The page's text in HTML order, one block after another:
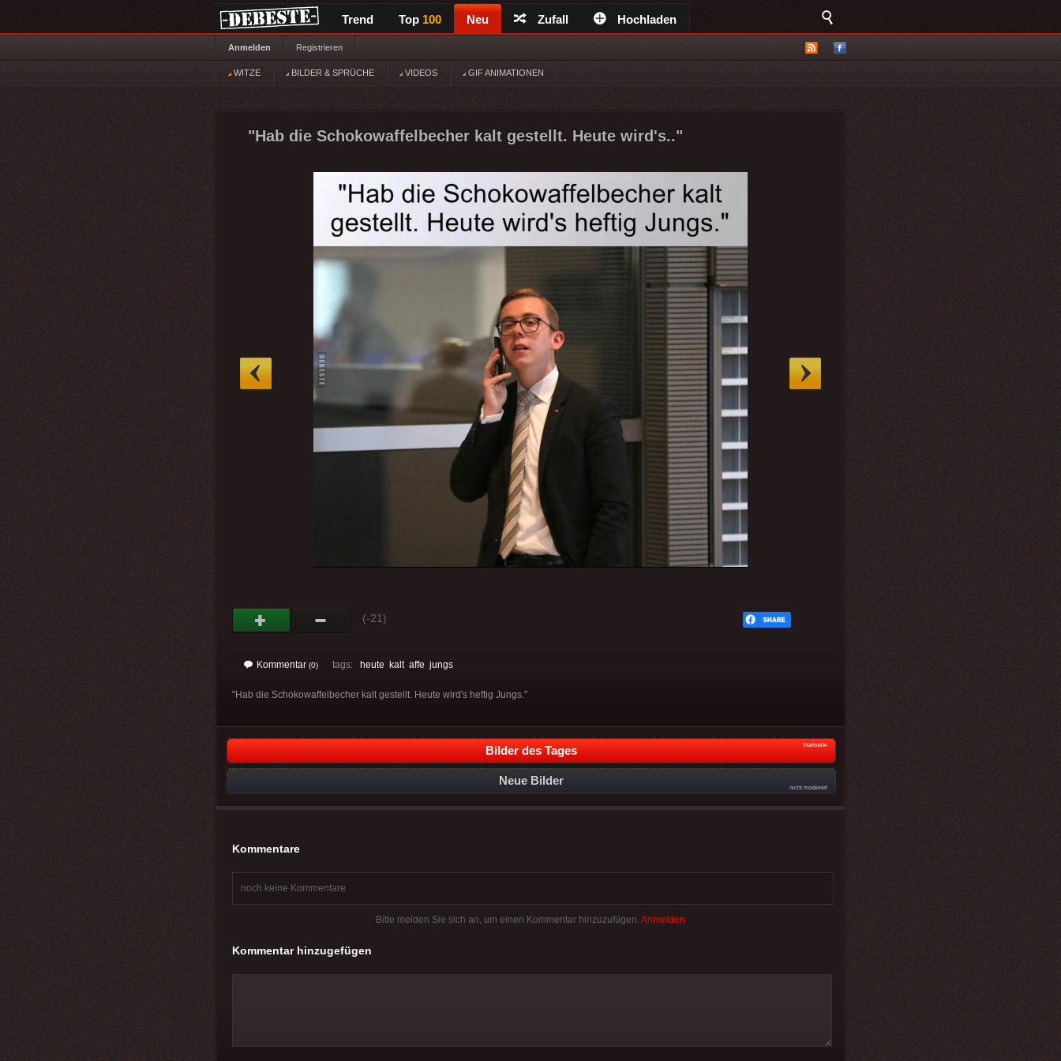
Trend Top 100 Neu Zufall Hochladen
Anmelden Registrieren
WITZE BILDER & SPRÜCHE VIDEOS GIF ANIMATIONEN
"Hab die Schokowaffelbecher kalt gestellt. Heute wird's.."
(-21)
Kommentar (0) tags: heute kalt affe jungs
"Hab die Schokowaffelbecher kalt gestellt. Heute wird's heftig Jungs."
Bilder des Tages Startseite
Neue Bilder
nicht moderiert
Kommentare
noch keine Kommentare
Bitte melden Sie sich an, um einen Kommentar hinzuzufügen. Anmelden
Kommentar hinzugefügen